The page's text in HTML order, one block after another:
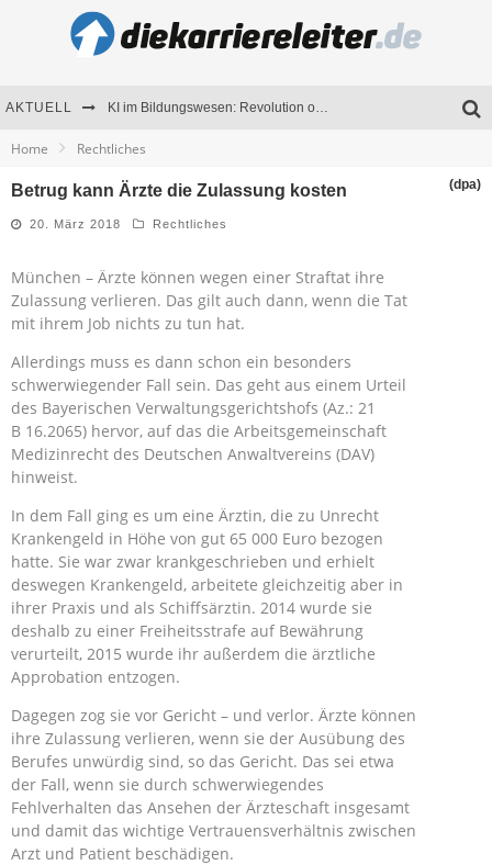
AKTUELL KI im Bildungswesen: Revolution oder Risiko für Schulen und Universitäten?
Seminare als Motivationsmotor – Wie Weiterbildung Mitarbeiter nachhaltig begeistert
Home Rechtliches
Betrug kann Ärzte die Zulassung kosten (dpa)
20. März 2018 Rechtliches
München – Ärzte können wegen einer Straftat ihre
Zulassung verlieren. Das gilt auch dann, wenn die Tat
mit ihrem Job nichts zu tun hat.
Allerdings muss es dann schon ein besonders
schwerwiegender Fall sein. Das geht aus einem Urteil
des Bayerischen Verwaltungsgerichtshofs (Az.: 21
B 16.2065) hervor, auf das die Arbeitsgemeinschaft
Medizinrecht des Deutschen Anwaltvereins (DAV)
hinweist.
In dem Fall ging es um eine Ärztin, die zu Unrecht
Krankengeld in Höhe von gut 65 000 Euro bezogen
hatte. Sie war zwar krankgeschrieben und erhielt
deswegen Krankengeld, arbeitete gleichzeitig aber in
ihrer Praxis und als Schiffsärztin. 2014 wurde sie
deshalb zu einer Freiheitsstrafe auf Bewährung
verurteilt, 2015 wurde ihr außerdem die ärztliche
Approbation entzogen.
Dagegen zog sie vor Gericht – und verlor. Ärzte können
ihre Zulassung verlieren, wenn sie der Ausübung des
Berufes unwürdig sind, so das Gericht. Das sei etwa
der Fall, wenn sie durch schwerwiegendes
Fehlverhalten das Ansehen der Ärzteschaft insgesamt
und damit das wichtige Vertrauensverhältnis zwischen
Arzt und Patient beschädigen.